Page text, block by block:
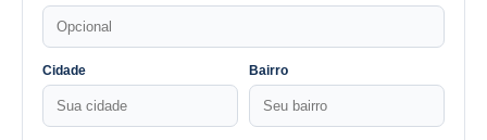
Cidade Bairro